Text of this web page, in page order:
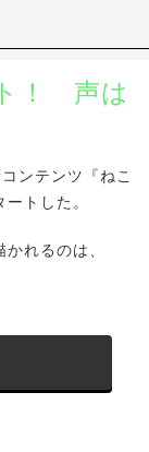
！ 声は
ンテンツ『ねこ
トした。
れるのは、